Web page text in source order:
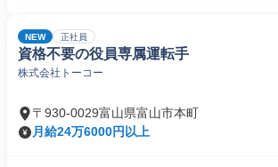
NEW 正社員
資格不要の役員専属運転手
株式会社トーコー
〒930-0029富山県富山市本町
月給24万6000円以上